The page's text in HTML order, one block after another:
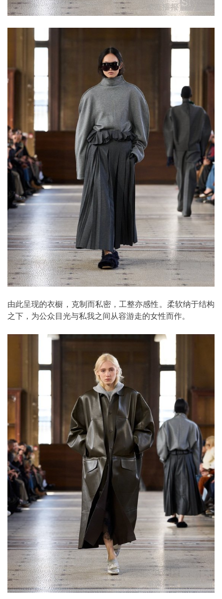
由此呈现的衣橱，克制而私密，工整亦感性。柔软纳于结构
之下，为公众目光与私我之间从容游走的女性而作。